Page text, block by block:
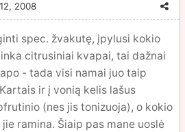
2008
spec. žvakutę, įpylusi kokio
citrusiniai kvapai, tai dažnai
- tada visi namai juo taip
ir į vonią kelis lašus
(nes jis tonizuoja), o kokio
ramina. Šiaip pas mane uoslė